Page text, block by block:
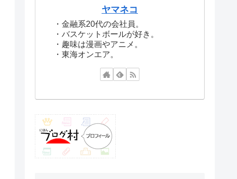
ヤマネコ
・金融系20代の会社員。
・バスケットボールが好き。
・趣味は漫画やアニメ。
・東海オンエア。